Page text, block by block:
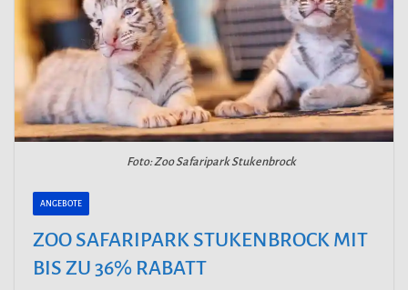
Foto: Zoo Safaripark Stukenbrock
ANGEBOTE
ZOO SAFARIPARK STUKENBROCK MIT
BIS ZU 36% RABATT